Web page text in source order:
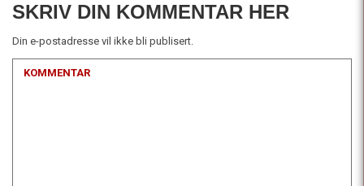
SKRIV DIN KOMMENTAR HER
Din e-postadresse vil ikke bli publisert.
KOMMENTAR